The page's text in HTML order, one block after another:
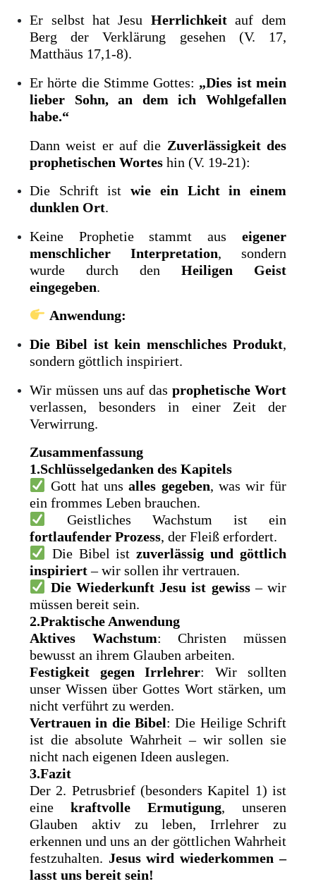
Er selbst hat Jesu Herrlichkeitauf dem
Berg der Verklärung gesehen (V. 17,
Matthäus 17,1-8).
Er hörte die Stimme Gottes: „Dies ist mein
lieber Sohn, an dem ich Wohlgefallen
habe.“
Dann weist er auf die Zuverlässigkeit des
prophetischen Wortes hin (V. 19-21):
Die Schrift istwie ein Licht in einem
dunklen Ort.
Keine Prophetie stammt aus eigener
menschlicher Interpretation, sondern
wurde durch den Heiligen Geist
eingegeben.
Anwendung:
Die Bibel ist kein menschliches Produkt,
sondern göttlich inspiriert.
Wir müssen uns auf dasprophetische Wort
verlassen, besonders in einer Zeit der
Verwirrung.
Zusammenfassung
1.Schlüsselgedanken des Kapitels
Gott hat unsalles gegeben, was wir für
ein frommes Leben brauchen.
Geistliches Wachstum ist ein
fortlaufender Prozess, der Fleiß erfordert.
Die Bibel istzuverlässig und göttlich
inspiriert– wir sollen ihr vertrauen.
Die Wiederkunft Jesu ist gewiss– wir
müssen bereit sein.
2.Praktische Anwendung
Aktives Wachstum: Christen müssen
bewusst an ihrem Glauben arbeiten.
Festigkeit gegen Irrlehrer: Wir sollten
unser Wissen über Gottes Wort stärken, um
nicht verführt zu werden.
Vertrauen in die Bibel: Die Heilige Schrift
ist die absolute Wahrheit – wir sollen sie
nicht nach eigenen Ideen auslegen.
3.Fazit
Der 2. Petrusbrief (besonders Kapitel 1) ist
einekraftvolle Ermutigung, unseren
Glauben aktiv zu leben, Irrlehrer zu
erkennen und uns an der göttlichen Wahrheit
festzuhalten. Jesus wird wiederkommen –
lasst uns bereit sein!